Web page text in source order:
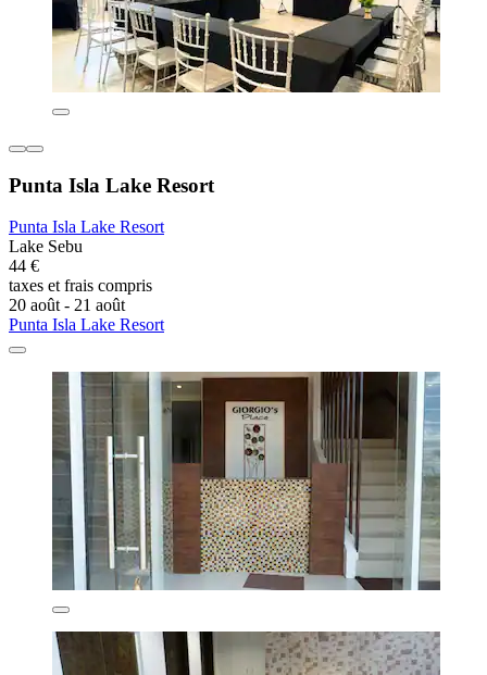
Punta Isla Lake Resort
Punta Isla Lake Resort
Lake Sebu
44 €
taxes et frais compris
20 août - 21 août
Punta Isla Lake Resort